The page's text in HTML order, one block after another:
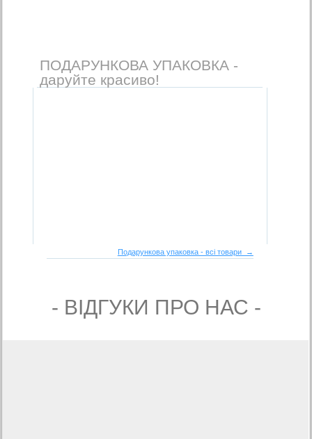
ПОДАРУНКОВА УПАКОВКА -
даруйте красиво!
Подарункова упаковка - всі товари →
- ВIДГУКИ ПРО НАС -